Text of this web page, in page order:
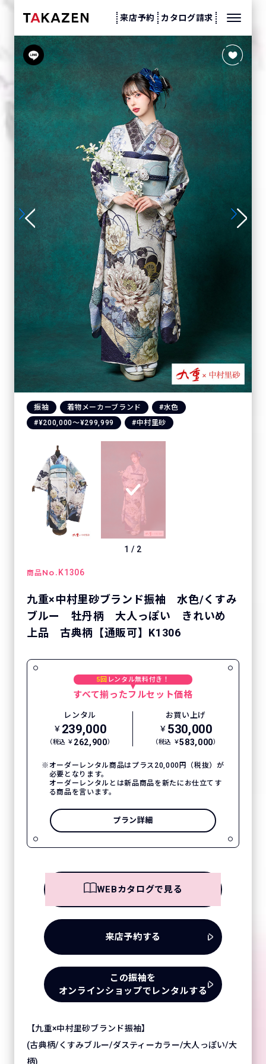
来店予約 カタログ請求
振袖 着物メーカーブランド
#水色
#¥200,000〜¥299,999
#中村里砂
1 / 2
商品No. K1306
九重×中村里砂ブランド振袖 水色/くすみ
ブルー 牡丹柄 大人っぽい きれいめ
上品 古典柄【通販可】K1306
5回 レンタル無料付き！
すべて揃ったフルセット価格
レンタル
￥ 239,000
（税込 ￥ 262,900）
お買い上げ
￥ 530,000
（税込 ￥583,000）
オーダーレンタル商品はプラス20,000円（税抜）が
必要となります。
オーダーレンタルとは新品商品を新たにお仕立てす
る商品を言います。
プラン詳細
WEBカタログで見る
来店予約する
この振袖を
オンラインショップでレンタルする
【九重×中村里砂ブランド振袖】
(古典柄/くすみブルー/ダスティーカラー/大人っぽい/大
柄)